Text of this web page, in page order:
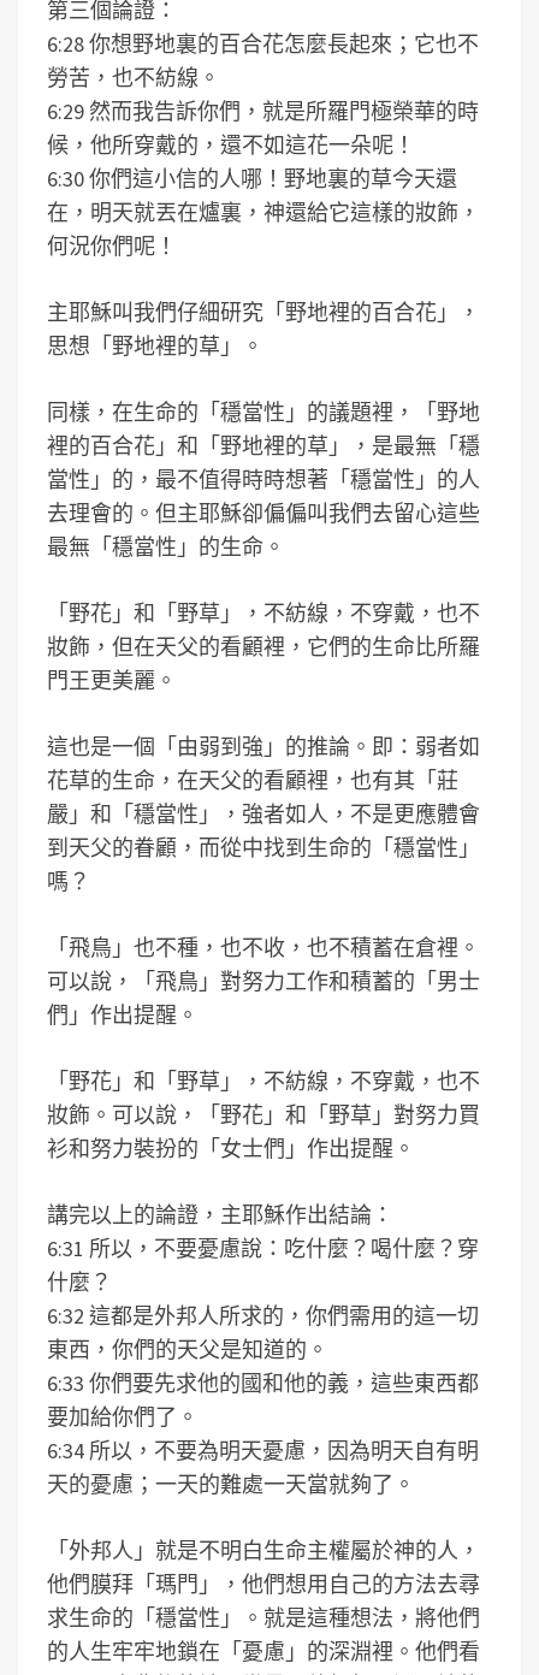
第三個論證：
6:28 你想野地裏的百合花怎麼長起來；它也不
勞苦，也不紡線。
6:29 然而我告訴你們，就是所羅門極榮華的時
候，他所穿戴的，還不如這花一朵呢！
6:30 你們這小信的人哪！野地裏的草今天還
在，明天就丟在爐裏，神還給它這樣的妝飾，
何況你們呢！
主耶穌叫我們仔細研究「野地裡的百合花」，
思想「野地裡的草」。
同樣，在生命的「穩當性」的議題裡，「野地
裡的百合花」和「野地裡的草」，是最無「穩
當性」的，最不值得時時想著「穩當性」的人
去理會的。但主耶穌卻偏偏叫我們去留心這些
最無「穩當性」的生命。
「野花」和「野草」，不紡線，不穿戴，也不
妝飾，但在天父的看顧裡，它們的生命比所羅
門王更美麗。
這也是一個「由弱到強」的推論。即：弱者如
花草的生命，在天父的看顧裡，也有其「莊
嚴」和「穩當性」，強者如人，不是更應體會
到天父的眷顧，而從中找到生命的「穩當性」
嗎？
「飛鳥」也不種，也不收，也不積蓄在倉裡。
可以說，「飛鳥」對努力工作和積蓄的「男士
們」作出提醒。
「野花」和「野草」，不紡線，不穿戴，也不
妝飾。可以說，「野花」和「野草」對努力買
衫和努力裝扮的「女士們」作出提醒。
講完以上的論證，主耶穌作出結論：
6:31 所以，不要憂慮說：吃什麼？喝什麼？穿
什麼？
6:32 這都是外邦人所求的，你們需用的這一切
東西，你們的天父是知道的。
6:33 你們要先求他的國和他的義，這些東西都
要加給你們了。
6:34 所以，不要為明天憂慮，因為明天自有明
天的憂慮；一天的難處一天當就夠了。
「外邦人」就是不明白生命主權屬於神的人，
他們膜拜「瑪門」，他們想用自己的方法去尋
求生命的「穩當性」。就是這種想法，將他們
的人生牢牢地鎖在「憂慮」的深淵裡。他們看